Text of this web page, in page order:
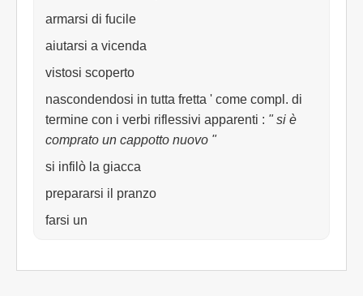
armarsi di fucile
aiutarsi a vicenda
vistosi scoperto
nascondendosi in tutta fretta ' come compl. di
termine con i verbi riflessivi apparenti : " si è
comprato un cappotto nuovo "
si infilò la giacca
prepararsi il pranzo
farsi un